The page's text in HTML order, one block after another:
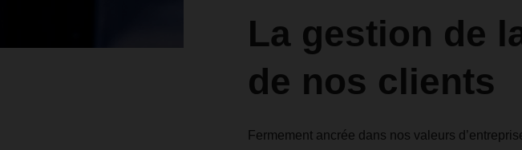
La gestion de
de nos clients
Fermement ancrée dans nos valeurs